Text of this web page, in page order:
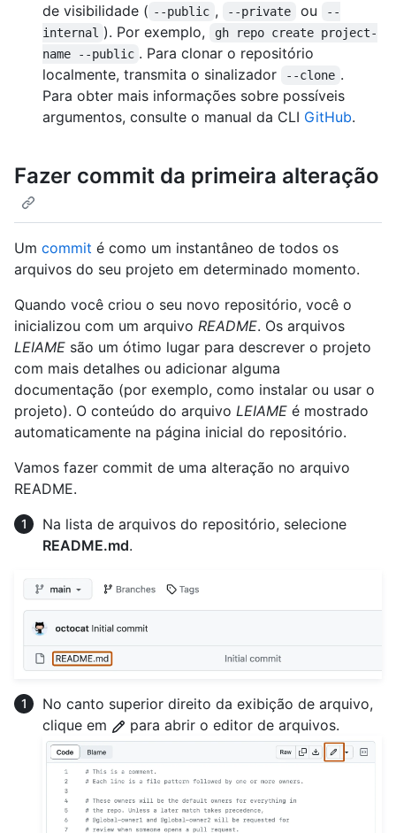
de visibilidade ( --public , --private ou
--
internal ). Por exemplo,
gh repo create project-
name --public . Para clonar o repositório
localmente, transmita o sinalizador
--clone .
Para obter mais informações sobre possíveis
argumentos, consulte o manual da CLI GitHub.
Fazer commit da primeira alteração
Um commit é como um instantâneo de todos os
arquivos do seu projeto em determinado momento.
Quando você criou o seu novo repositório, você o
inicializou com um arquivo README. Os arquivos
LEIAME são um ótimo lugar para descrever o projeto
com mais detalhes ou adicionar alguma
documentação (por exemplo, como instalar ou usar o
projeto). O conteúdo do arquivo LEIAME é mostrado
automaticamente na página inicial do repositório.
Vamos fazer commit de uma alteração no arquivo
README.
Na lista de arquivos do repositório, selecione
README.md.
No canto superior direito da exibição de arquivo,
clique em
para abrir o editor de arquivos.